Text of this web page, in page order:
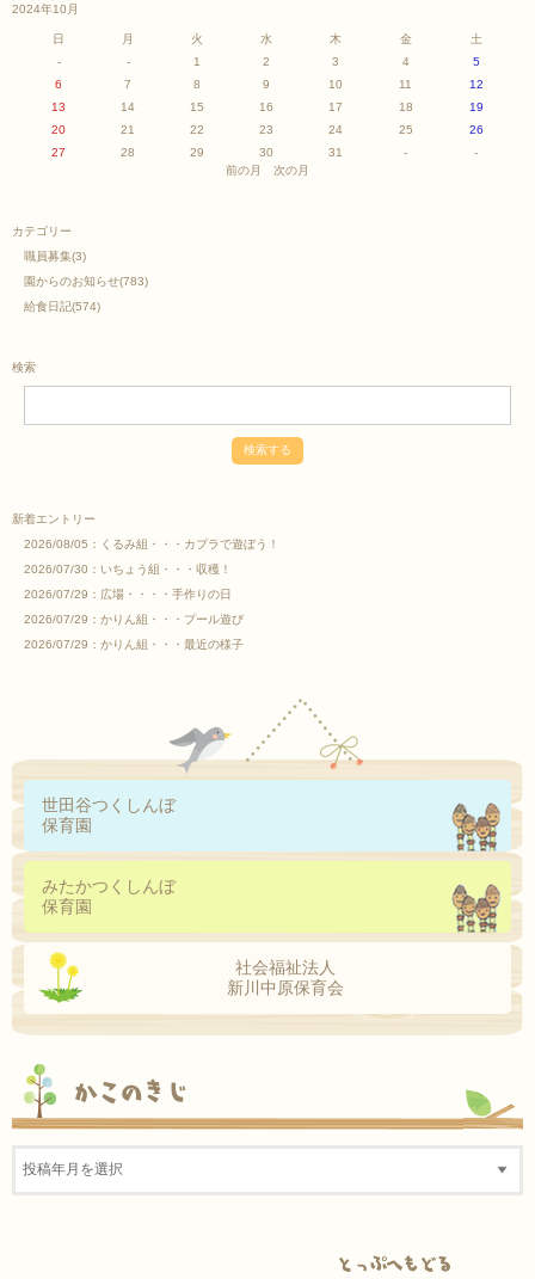
2024年10月
日 月 火 水 木 金
土
-
- 1 2 3 4
5
6
7 8 9 10 11
12
13
14 15 16 17 18
19
20
21 22 23 24 25
26
27
28 29 30 31 -
-
前の月
次の月
カテゴリー
職員募集(3)
園からのお知らせ(783)
給食日記(574)
検索
新着エントリー
2026/08/05： くるみ組・・・カプラで遊ぼう！
2026/07/30： いちょう組・・・収穫！
2026/07/29： 広場・・・・手作りの日
2026/07/29： かりん組・・・プール遊び
2026/07/29： かりん組・・・最近の様子
世田谷つくしんぼ
保育園
みたかつくしんぼ
保育園
社会福祉法人
新川中原保育会
かこのきじ